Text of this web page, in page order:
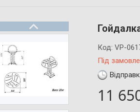
Під
Код:VP-
11